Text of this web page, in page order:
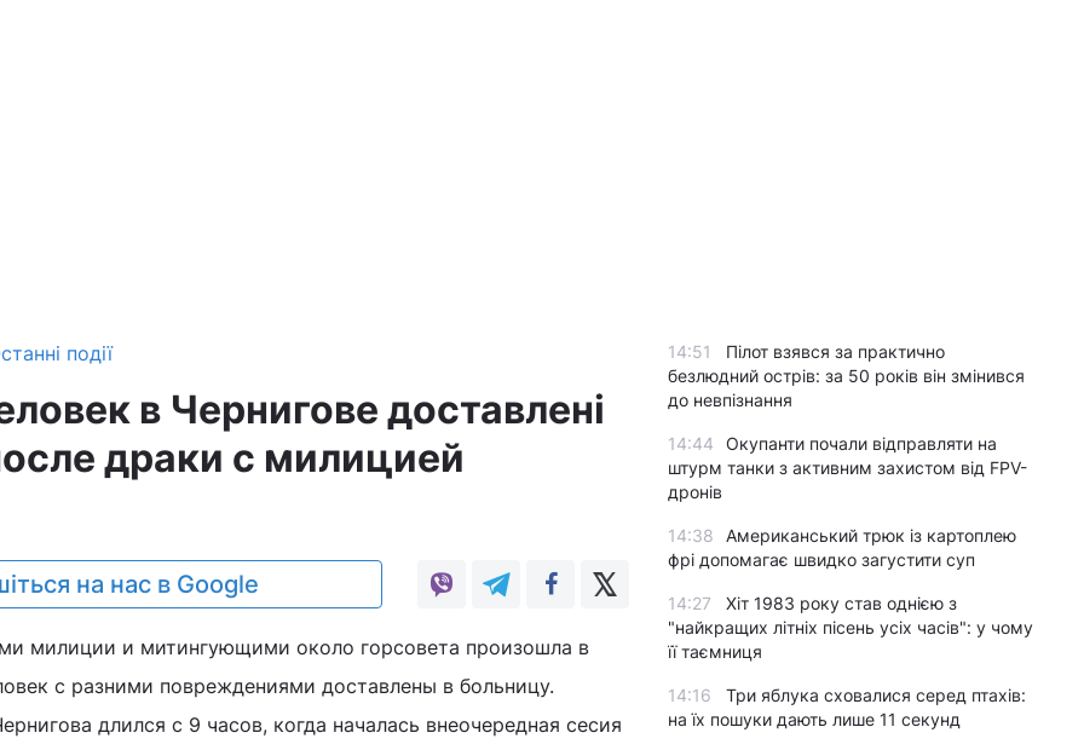
події
в Чернигове доставлені
драки с милицией
на нас в Google
милиции и митингующими около горсовета произошла в
с разними повреждениями доставлены в больницу.
длился с 9 часов, когда началась внеочередная сесия
14:51
Пілот взявся за практично
безлюдний острів: за 50 років він змінився
до невпізнання
14:44
Окупанти почали відправляти на
штурм танки з активним захистом від FPV-
дронів
14:38
Американський трюк із картоплею
фрі допомагає швидко загустити суп
14:27
Хіт 1983 року став однією з
"найкращих літніх пісень усіх часів": у чому
її таємниця
14:16
Три яблука сховалися серед птахів:
на їх пошуки дають лише 11 секунд